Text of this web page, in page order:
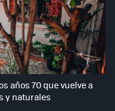
años 70 que vuelve a
y naturales